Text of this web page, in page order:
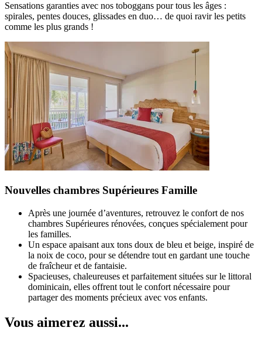
Sensations garanties avec nos toboggans pour tous les âges :
spirales, pentes douces, glissades en duo… de quoi ravir les petits
comme les plus grands !
Nouvelles chambres Supérieures Famille
Après une journée d’aventures, retrouvez le confort de nos
chambres Supérieures rénovées, conçues spécialement pour
les familles.
Un espace apaisant aux tons doux de bleu et beige, inspiré de
la noix de coco, pour se détendre tout en gardant une touche
de fraîcheur et de fantaisie.
Spacieuses, chaleureuses et parfaitement situées sur le littoral
dominicain, elles offrent tout le confort nécessaire pour
partager des moments précieux avec vos enfants.
Vous aimerez aussi...